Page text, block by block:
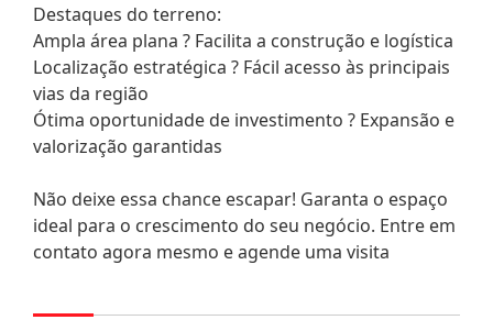
Destaques do terreno:
Ampla área plana ? Facilita a construção e logística
Localização estratégica ? Fácil acesso às principais
vias da região
Ótima oportunidade de investimento ? Expansão e
valorização garantidas
Não deixe essa chance escapar! Garanta o espaço
ideal para o crescimento do seu negócio. Entre em
contato agora mesmo e agende uma visita